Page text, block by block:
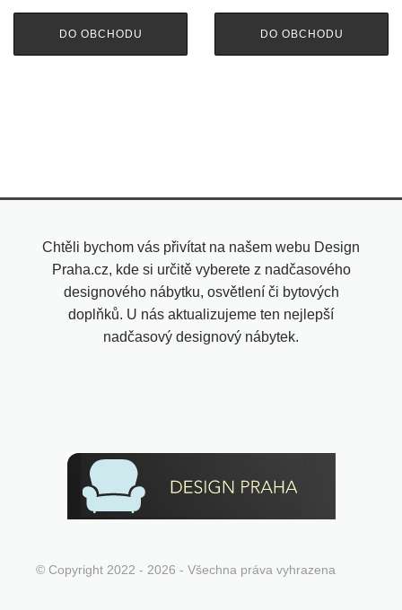
DO OBCHODU DO OBCHODU
Chtěli bychom vás přivítat na našem webu Design
Praha.cz, kde si určitě vyberete z nadčasového
designového nábytku, osvětlení či bytových
doplňků. U nás aktualizujeme ten nejlepší
nadčasový designový nábytek.
© Copyright 2022 - 2026 - Všechna práva vyhrazena